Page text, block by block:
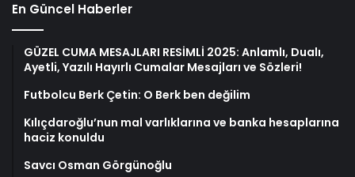
En Güncel Haberler
GÜZEL CUMA MESAJLARI RESİMLİ 2025: Anlamlı, Dualı,
Ayetli, Yazılı Hayırlı Cumalar Mesajları ve Sözleri!
Futbolcu Berk Çetin: O Berk ben değilim
Kılıçdaroğlu’nun mal varlıklarına ve banka hesaplarına
haciz konuldu
Savcı Osman Görgünoğlu